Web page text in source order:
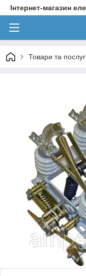
Інтернет-магазин
Товари та